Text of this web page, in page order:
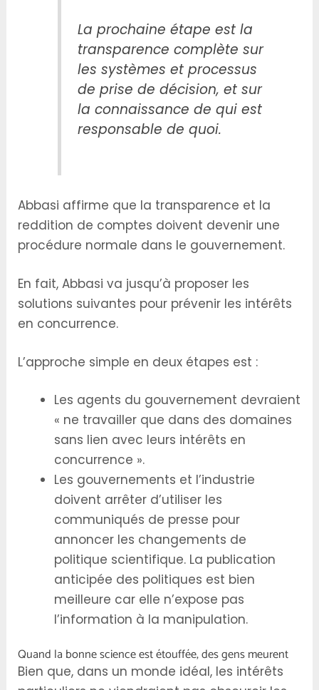
La prochaine étape est la
transparence complète sur
les systèmes et processus
de prise de décision, et sur
la connaissance de qui est
responsable de quoi.
Abbasi affirme que la transparence et la
reddition de comptes doivent devenir une
procédure normale dans le gouvernement.
En fait, Abbasi va jusqu’à proposer les
solutions suivantes pour prévenir les intérêts
en concurrence.
L’approche simple en deux étapes est :
Les agents du gouvernement devraient
« ne travailler que dans des domaines
sans lien avec leurs intérêts en
concurrence ».
Les gouvernements et l’industrie
doivent arrêter d’utiliser les
communiqués de presse pour
annoncer les changements de
politique scientifique. La publication
anticipée des politiques est bien
meilleure car elle n’expose pas
l’information à la manipulation.
Quand la bonne science est étouffée, des gens meurent
Bien que, dans un monde idéal, les intérêts